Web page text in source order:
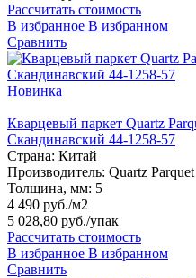
Рассчитать стоимость
В избранное В избранном
Сравнить
Новинка
Кварцевый паркет Quartz
Скандинавский 44-1258-57
Страна: Китай
Производитель: Quartz Parquet
Толщина, мм: 5
4 490 руб./м2
5 028,80 руб./упак
Рассчитать стоимость
В избранное В избранном
Сравнить